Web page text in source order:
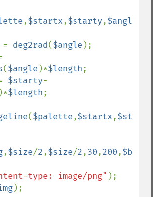
,$startx,$starty,$angle
= deg2rad($angle );
($angle )*$length;
$starty-
)*$length;
($palette,$startx,$starty
,$size/2,$size/2,30,200,$black
type: image/png"
);